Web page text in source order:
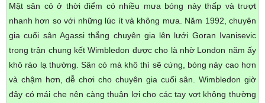
Mặt sân cỏ ở thời điểm có nhiều mưa bóng nảy thấp và trượt
nhanh hơn so với những lúc ít và không mưa. Năm 1992, chuyên
gia cuối sân Agassi thắng chuyên gia lên lưới Goran Ivanisevic
trong trận chung kết Wimbledon được cho là nhờ London năm ấy
khô ráo lạ thường. Sân cỏ mà khô thì sẽ cứng, bóng nảy cao hơn
và chậm hơn, dễ chơi cho chuyên gia cuối sân. Wimbledon giờ
đây có mái che nên càng thuận lợi cho các tay vợt không thường